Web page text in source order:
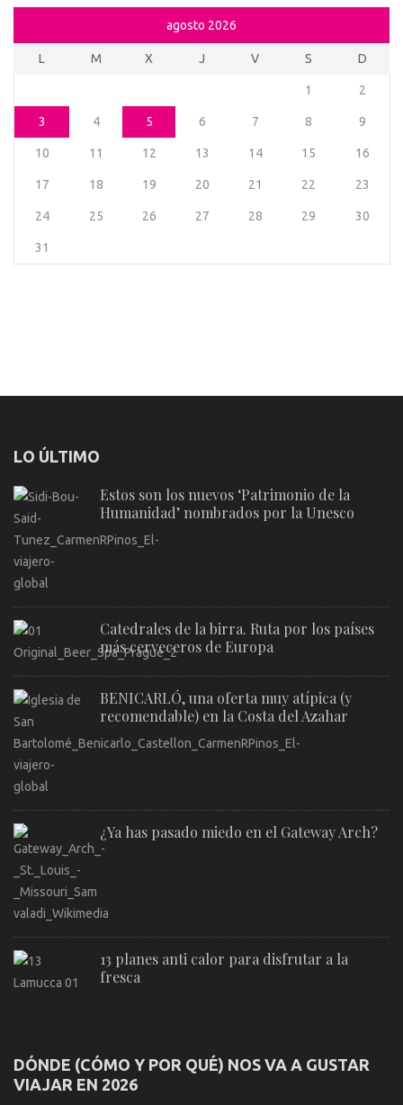
agosto 2026
L M X J V S D
1 2
3 4 5 6 7 8 9
10 11 12 13 14 15 16
17 18 19 20 21 22 23
24 25 26 27 28 29 30
31
LO ÚLTIMO
Estos son los nuevos ‘Patrimonio de la
Humanidad’ nombrados por la Unesco
Catedrales de la birra. Ruta por los países
más cerveceros de Europa
BENICARLÓ, una oferta muy atípica (y
recomendable) en la Costa del Azahar
¿Ya has pasado miedo en el Gateway Arch?
13 planes anti calor para disfrutar a la
fresca
DÓNDE (CÓMO Y POR QUÉ) NOS VA A GUSTAR
VIAJAR EN 2026